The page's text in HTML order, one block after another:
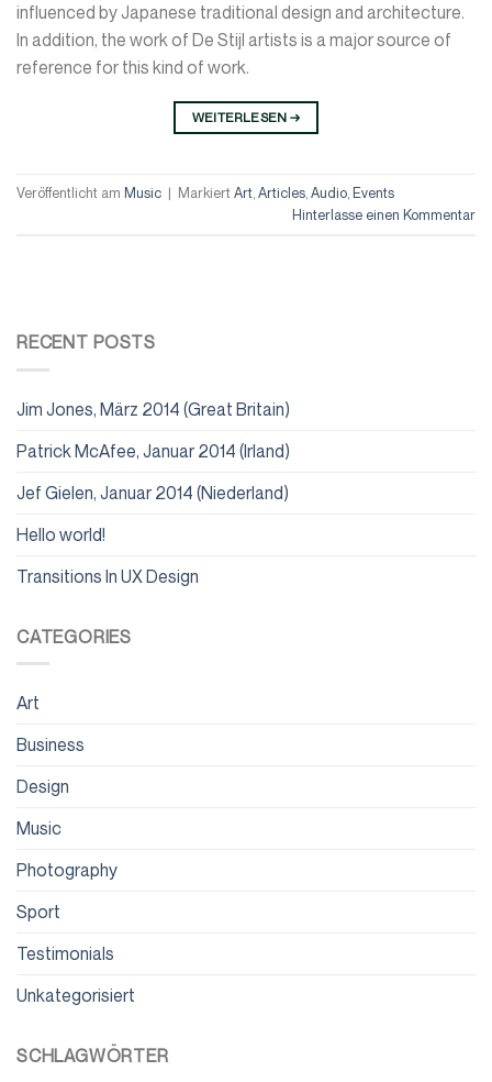
influenced by Japanese traditional design and architecture.
In addition, the work of De Stijl artists is a major source of
reference for this kind of work.
WEITERLESEN →
Veröffentlicht am Music | Markiert Art Articles Audio Events
Hinterlasse einen Kommentar
RECENT POSTS
Jim Jones, März 2014 (Great Britain)
Patrick McAfee, Januar 2014 (Irland)
Jef Gielen, Januar 2014 (Niederland)
Hello world!
Transitions In UX Design
CATEGORIES
Art
Business
Design
Music
Photography
Sport
Testimonials
Unkategorisiert
SCHLAGWÖRTER